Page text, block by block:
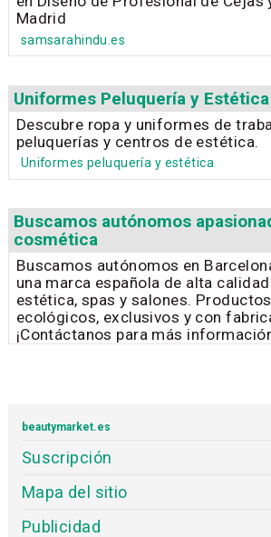
Madrid
samsarahindu.es
Uniformes Peluquería y Estética
Descubre ropa y uniformes de
peluquerías y centros de estética.
Uniformes peluquería y estética
Buscamos autónomos
cosmética
Buscamos autónomos en
una marca española de alta
estética, spas y salones.
ecológicos, exclusivos y con
¡Contáctanos para más
beautymarket.es
Suscripción
Mapa del sitio
Publicidad